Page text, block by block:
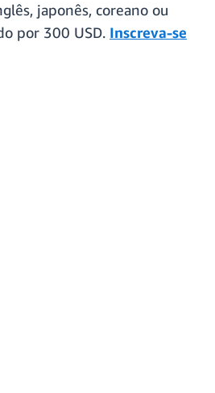
japonês, coreano ou
por 300 USD. Inscreva-se